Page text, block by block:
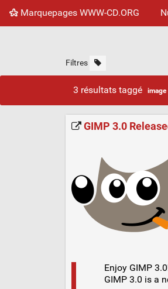
Marquepages WWW-CD.ORG
Filtres
3 résultats taggé image
GIMP 3.0
Enjoy GIMP
GIMP 3.0 is a